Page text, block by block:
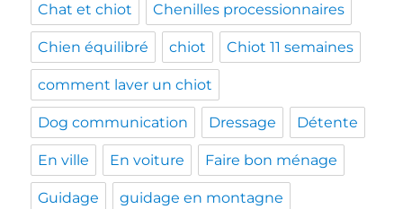
Chat et chiot Chenilles processionnaires
Chien équilibré chiot Chiot 11 semaines
comment laver un chiot
Dog communication Dressage Détente
En ville En voiture Faire bon ménage
Guidage guidage en montagne